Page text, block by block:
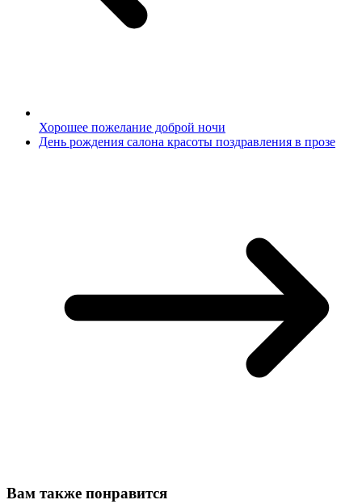
Хорошее пожелание доброй ночи
День рождения салона красоты поздравления в прозе
Вам также понравится